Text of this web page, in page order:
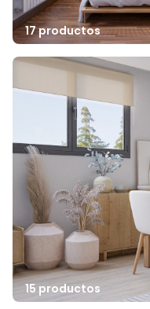
17 productos
15 productos